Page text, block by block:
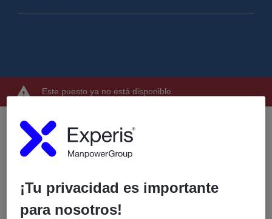
Este puesto ya no está disponible
En Experis buscamos un/a Administrador/a Linux
Red Hat
Red Hat Enterprise Linux 7 o superior. Gestión de
¡Tu privacidad es importante
para nosotros!